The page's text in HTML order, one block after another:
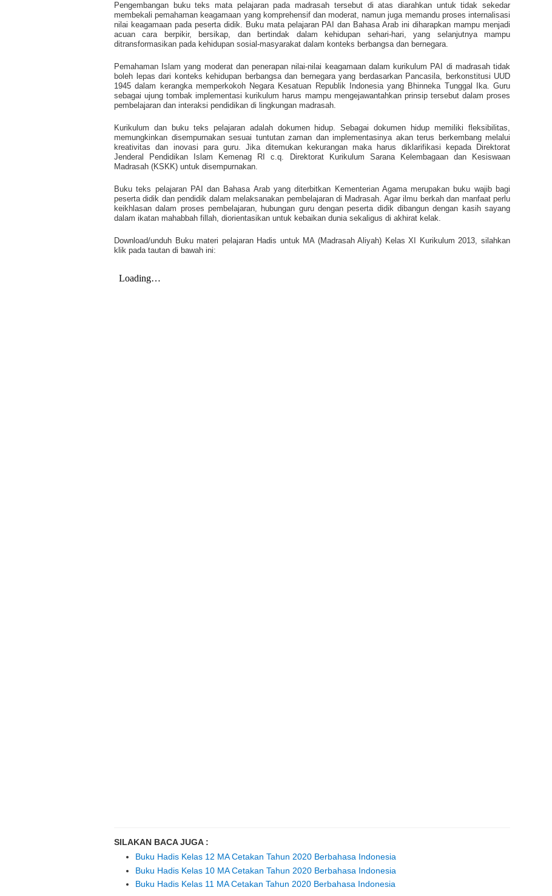
Pengembangan buku teks mata pelajaran pada madrasah tersebut di atas diarahkan untuk tidak sekedar
membekali pemahaman keagamaan yang komprehensif dan moderat, namun juga memandu proses internalisasi
nilai keagamaan pada peserta didik. Buku mata pelajaran PAI dan Bahasa Arab ini diharapkan mampu menjadi
acuan cara berpikir, bersikap, dan bertindak dalam kehidupan sehari-hari, yang selanjutnya mampu
ditransformasikan pada kehidupan sosial-masyarakat dalam konteks berbangsa dan bernegara.
Pemahaman Islam yang moderat dan penerapan nilai-nilai keagamaan dalam kurikulum PAI di madrasah tidak
boleh lepas dari konteks kehidupan berbangsa dan bernegara yang berdasarkan Pancasila, berkonstitusi UUD
1945 dalam kerangka memperkokoh Negara Kesatuan Republik Indonesia yang Bhinneka Tunggal Ika. Guru
sebagai ujung tombak implementasi kurikulum harus mampu mengejawantahkan prinsip tersebut dalam proses
pembelajaran dan interaksi pendidikan di lingkungan madrasah.
Kurikulum dan buku teks pelajaran adalah dokumen hidup. Sebagai dokumen hidup memiliki fleksibilitas,
memungkinkan disempurnakan sesuai tuntutan zaman dan implementasinya akan terus berkembang melalui
kreativitas dan inovasi para guru. Jika ditemukan kekurangan maka harus diklarifikasi kepada Direktorat
Jenderal Pendidikan Islam Kemenag RI c.q. Direktorat Kurikulum Sarana Kelembagaan dan Kesiswaan
Madrasah (KSKK) untuk disempurnakan.
Buku teks pelajaran PAI dan Bahasa Arab yang diterbitkan Kementerian Agama merupakan buku wajib bagi
peserta didik dan pendidik dalam melaksanakan pembelajaran di Madrasah. Agar ilmu berkah dan manfaat perlu
keikhlasan dalam proses pembelajaran, hubungan guru dengan peserta didik dibangun dengan kasih sayang
dalam ikatan mahabbah fillah, diorientasikan untuk kebaikan dunia sekaligus di akhirat kelak.
Download/unduh Buku materi pelajaran Hadis untuk MA (Madrasah Aliyah) Kelas XI Kurikulum 2013, silahkan
klik pada tautan di bawah ini:
SILAKAN BACA JUGA :
Buku Hadis Kelas 12 MA Cetakan Tahun 2020 Berbahasa Indonesia
Buku Hadis Kelas 10 MA Cetakan Tahun 2020 Berbahasa Indonesia
Buku Hadis Kelas 11 MA Cetakan Tahun 2020 Berbahasa Indonesia